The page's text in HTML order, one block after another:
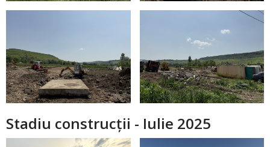
Stadiu construcții - Iulie 2025